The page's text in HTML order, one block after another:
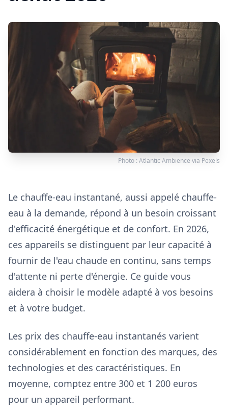
Photo :Atlantic Ambience via Pexels
Le chauffe-eau instantané, aussi appelé chauffe-
eau à la demande, répond à un besoin croissant
d'efficacité énergétique et de confort. En 2026,
ces appareils se distinguent par leur capacité à
fournir de l'eau chaude en continu, sans temps
d'attente ni perte d'énergie. Ce guide vous
aidera à choisir le modèle adapté à vos besoins
et à votre budget.
Les prix des chauffe-eau instantanés varient
considérablement en fonction des marques, des
technologies et des caractéristiques. En
moyenne, comptez entre 300 et 1 200 euros
pour un appareil performant.